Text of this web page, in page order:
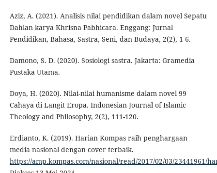
Aziz, A. (2021). Analisis nilai pendidikan dalam novel Sepatu
Dahlan karya Khrisna Pabhicara. Enggang: Jurnal
Pendidikan, Bahasa, Sastra, Seni, dan Budaya, 2(2), 1-6.
Damono, S. D. (2020). Sosiologi sastra. Jakarta: Gramedia
Pustaka Utama.
Doya, H. (2020). Nilai-nilai humanisme dalam novel 99
Cahaya di Langit Eropa. Indonesian Journal of Islamic
Theology and Philosophy, 2(2), 111-120.
Erdianto, K. (2019). Harian Kompas raih penghargaan
media nasional dengan cover terbaik.
https://amp.kompas.com/nasional/read/2017/02/03/